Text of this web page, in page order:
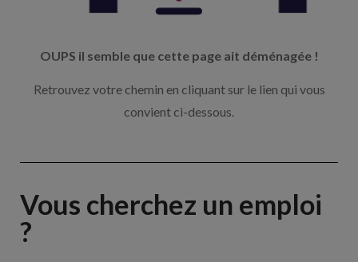
OUPS il semble que cette page ait déménagée !
Retrouvez votre chemin en cliquant sur le lien qui vous
convient ci-dessous.
Vous cherchez un emploi
?